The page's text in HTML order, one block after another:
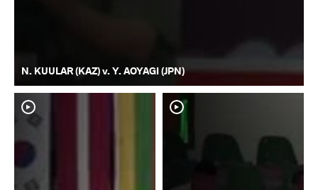
N. KUULAR (KAZ) v. Y. AOYAGI (JPN)